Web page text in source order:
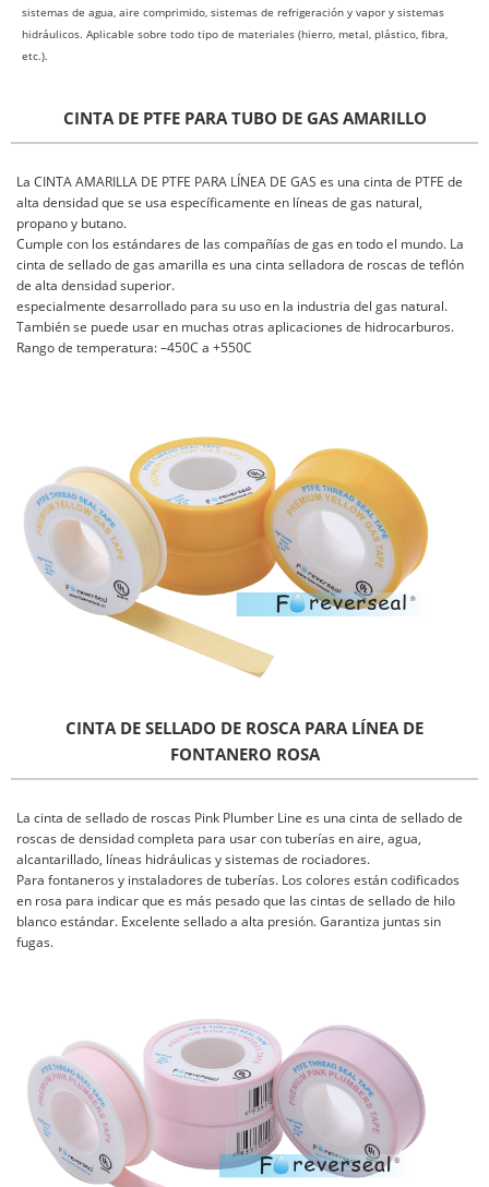
sistemas de agua, aire comprimido, sistemas de refrigeración y vapor y sistemas
hidráulicos. Aplicable sobre todo tipo de materiales (hierro, metal, plástico, fibra,
etc.).
CINTA DE PTFE PARA TUBO DE GAS AMARILLO
La CINTA AMARILLA DE PTFE PARA LÍNEA DE GAS es una cinta de PTFE de
alta densidad que se usa específicamente en líneas de gas natural,
propano y butano.
Cumple con los estándares de las compañías de gas en todo el mundo. La
cinta de sellado de gas amarilla es una cinta selladora de roscas de teflón
de alta densidad superior.
especialmente desarrollado para su uso en la industria del gas natural.
También se puede usar en muchas otras aplicaciones de hidrocarburos.
Rango de temperatura: –450C a +550C
CINTA DE SELLADO DE ROSCA PARA LÍNEA DE
FONTANERO ROSA
La cinta de sellado de roscas Pink Plumber Line es una cinta de sellado de
roscas de densidad completa para usar con tuberías en aire, agua,
alcantarillado, líneas hidráulicas y sistemas de rociadores.
Para fontaneros y instaladores de tuberías. Los colores están codificados
en rosa para indicar que es más pesado que las cintas de sellado de hilo
blanco estándar. Excelente sellado a alta presión. Garantiza juntas sin
fugas.